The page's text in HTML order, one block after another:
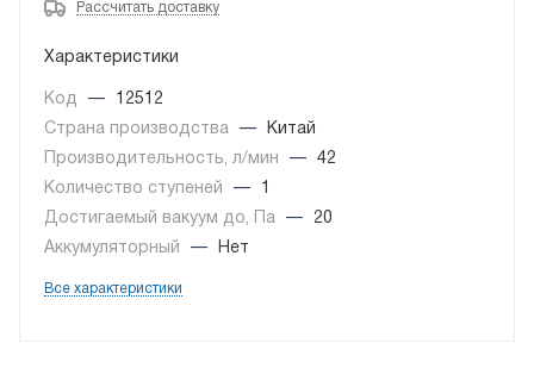
Рассчитать доставку
Характеристики
Код —
12512
Страна производства
—
Китай
Производительность, л/мин
—
42
Количество ступеней
—
1
Достигаемый вакуум до, Па
—
20
Аккумуляторный
— Нет
Все характеристики